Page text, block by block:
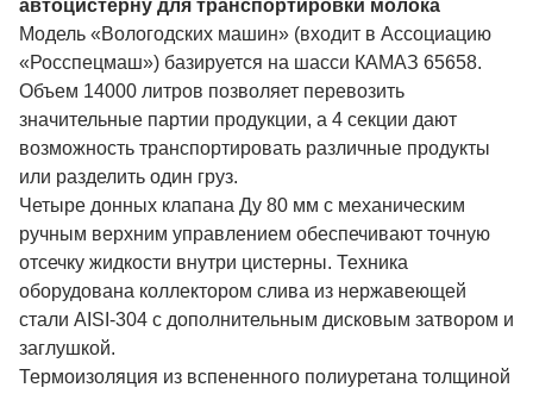
автоцистерну для транспортировки молока
Модель «Вологодских машин» (входит в Ассоциацию
«Росспецмаш») базируется на шасси КАМАЗ 65658.
Объем 14000 литров позволяет перевозить
значительные партии продукции, а 4 секции дают
возможность транспортировать различные продукты
или разделить один груз.
Четыре донных клапана Ду 80 мм с механическим
ручным верхним управлением обеспечивают точную
отсечку жидкости внутри цистерны. Техника
оборудована коллектором слива из нержавеющей
стали AISI-304 с дополнительным дисковым затвором и
заглушкой.
Термоизоляция из вспененного полиуретана толщиной